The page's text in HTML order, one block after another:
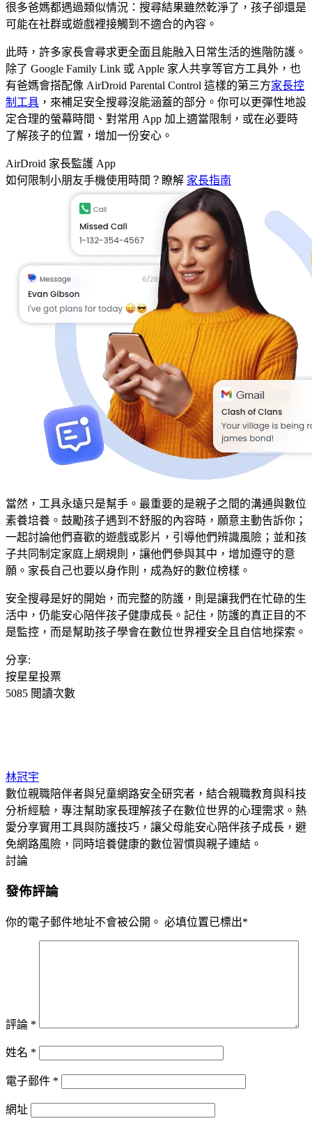
很多爸媽都遇過類似情況：搜尋結果雖然乾淨了，孩子卻還是
可能在社群或遊戲裡接觸到不適合的內容。
此時，許多家長會尋求更全面且能融入日常生活的進階防護。
除了 Google Family Link 或 Apple 家人共享等官方工具外，也
有爸媽會搭配像 AirDroid Parental Control 這樣的第三方家長控
制工具 ，來補足安全搜尋沒能涵蓋的部分。你可以更彈性地設
定合理的螢幕時間、對常用 App 加上適當限制，或在必要時
了解孩子的位置，增加一份安心。
AirDroid 家長監護 App
如何限制小朋友手機使用時間？瞭解 家長指南
當然，工具永遠只是幫手。最重要的是親子之間的溝通與數位
素養培養。鼓勵孩子遇到不舒服的內容時，願意主動告訴你；
一起討論他們喜歡的遊戲或影片，引導他們辨識風險；並和孩
子共同制定家庭上網規則，讓他們參與其中，增加遵守的意
願。家長自己也要以身作則，成為好的數位榜樣。
安全搜尋是好的開始，而完整的防護，則是讓我們在忙碌的生
活中，仍能安心陪伴孩子健康成長。記住，防護的真正目的不
是監控，而是幫助孩子學會在數位世界裡安全且自信地探索。
分享:
按星星投票
5085 閲讀次數
林冠宇
數位親職陪伴者與兒童網路安全研究者，結合親職教育與科技
分析經驗，專注幫助家長理解孩子在數位世界的心理需求。熱
愛分享實用工具與防護技巧，讓父母能安心陪伴孩子成長，避
免網路風險，同時培養健康的數位習慣與親子連結。
討論
發佈評論
你的電子郵件地址不會被公開。 必填位置已標出*
評論 *
姓名 *
電子郵件 *
網址